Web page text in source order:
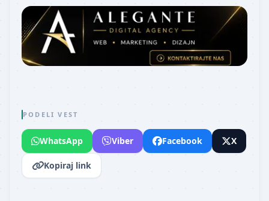
PODELI VEST
WhatsApp Viber Facebook X
Kopiraj link